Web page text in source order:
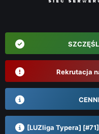
Rekrutacja
[LUZliga Typera]